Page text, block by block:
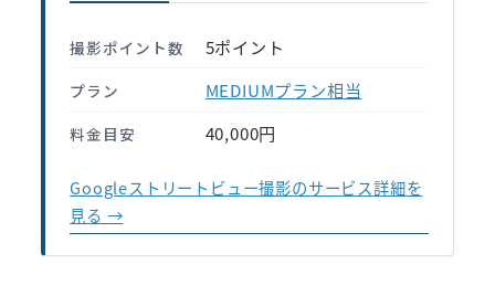
撮影ポイント数 5ポイント
プラン MEDIUMプラン相当
料金目安 40,000円
Googleストリートビュー撮影のサービス詳細を
見る →